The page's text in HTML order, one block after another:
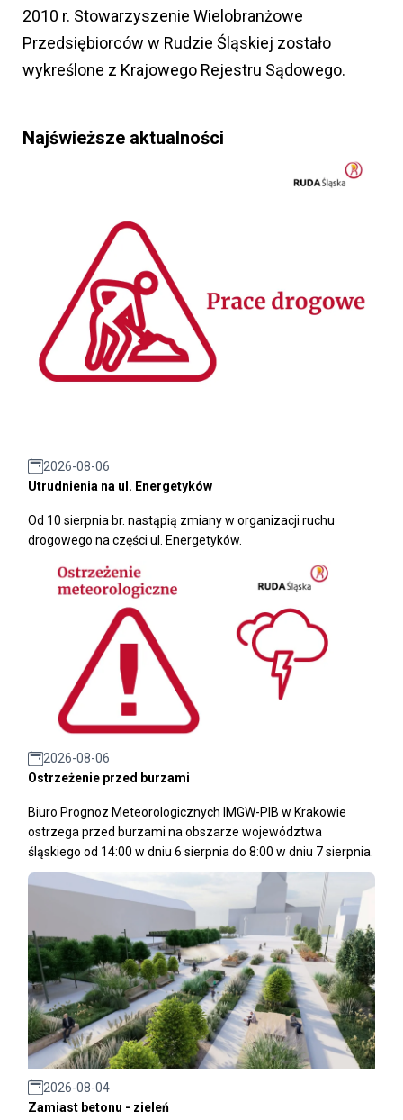
2010 r. Stowarzyszenie Wielobranżowe
Przedsiębiorców w Rudzie Śląskiej zostało
wykreślone z Krajowego Rejestru Sądowego.
Najświeższe aktualności
2026-08-06
Utrudnienia na ul. Energetyków
Od 10 sierpnia br. nastąpią zmiany w organizacji ruchu
drogowego na części ul. Energetyków.
2026-08-06
Ostrzeżenie przed burzami
Biuro Prognoz Meteorologicznych IMGW-PIB w Krakowie
ostrzega przed burzami na obszarze województwa
śląskiego od 14:00 w dniu 6 sierpnia do 8:00 w dniu 7 sierpnia.
2026-08-04
Zamiast betonu - zieleń